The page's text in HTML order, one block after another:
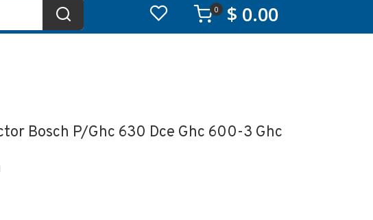
$ 0.00
0
Bosch P/ghc 630 Dce Ghc 600-3 Ghc